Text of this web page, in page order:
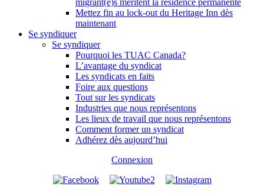
Mettez fin au lock-out du Heritage Inn dès
maintenant
Se syndiquer
Se syndiquer
Pourquoi les TUAC Canada?
L’avantage du syndicat
Les syndicats en faits
Foire aux questions
Tout sur les syndicats
Industries que nous représentons
Les lieux de travail que nous représentons
Comment former un syndicat
Adhérez dès aujourd’hui
Connexion